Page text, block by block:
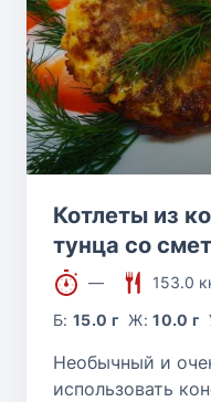
Котлеты из
тунца со
—
153.0
Б:15.0 г Ж:10.0 г
Необычный и
использовать